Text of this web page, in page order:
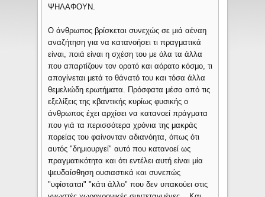
ΨΗΛΑΦΟΥΝ.
Ο άνθρωπος βρίσκεται συνεχώς σε μιά αέναη
αναζήτηση για να κατανοήσει τι πραγματικά
είναι, ποιά είναι η σχέση του με όλα τα άλλα
που απαρτίζουν τον ορατό και αόρατο κόσμο, τι
απογίνεται μετά το θάνατό του και τόσα άλλα
θεμελιώδη ερωτήματα. Πρόσφατα μέσα από τις
εξελίξεις της κβαντικής κυρίως φυσικής ο
άνθρωπος έχει αρχίσει να κατανοεί πράγματα
που γιά τα περισσότερα χρόνια της μακράς
πορείας του φαίνονταν αδιανόητα, όπως ότι
αυτός "δημιουργεί" αυτό που κατανοεί ως
πραγματικότητα και ότι εντέλει αυτή είναι μία
ψευδαίσθηση ουσιαστικά και συνεπώς
"υφίσταται" "κάτι άλλο" που δεν υπακούει στις